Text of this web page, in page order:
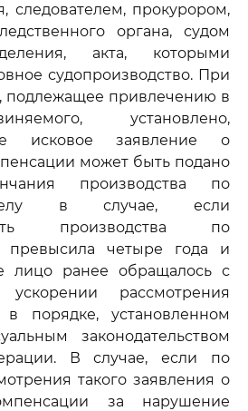
следователем, прокурором,
органа, судом
акта, которыми
судопроизводство. При
подлежащее привлечению в
установлено,
исковое заявление о
может быть подано
производства по
в случае, если
производства по
превысила четыре года и
лицо ранее обращалось с
рассмотрения
в порядке, установленном
законодательством
В случае, если по
такого заявления о
за нарушение